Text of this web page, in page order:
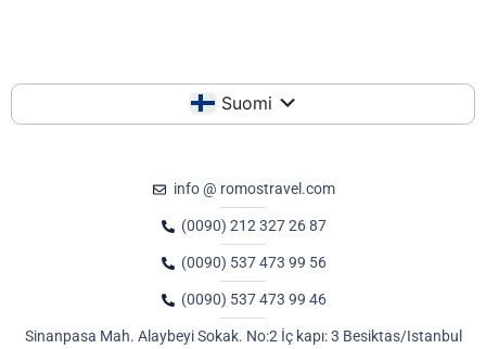
Suomi
info @ romostravel.com
(0090) 212 327 26 87
(0090) 537 473 99 56
(0090) 537 473 99 46
Sinanpasa Mah. Alaybeyi Sokak. No:2 İç kapı: 3 Besiktas/Istanbul